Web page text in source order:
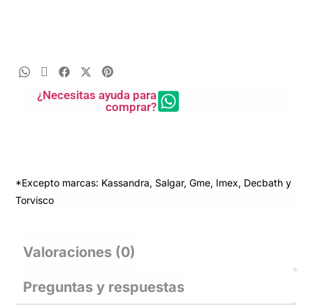
¿Necesitas ayuda para
comprar?
*Excepto marcas: Kassandra, Salgar, Gme, Imex, Decbath y
Torvisco
Valoraciones (0)
Preguntas y respuestas